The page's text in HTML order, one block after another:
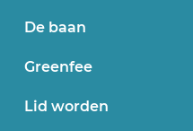
De baan
Greenfee
Lid worden